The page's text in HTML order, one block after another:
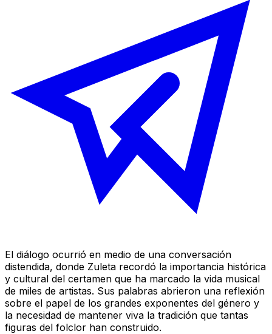
El diálogo ocurrió en medio de una conversación
distendida, donde Zuleta recordó la importancia histórica
y cultural del certamen que ha marcado la vida musical
de miles de artistas. Sus palabras abrieron una reflexión
sobre el papel de los grandes exponentes del género y
la necesidad de mantener viva la tradición que tantas
figuras del folclor han construido.